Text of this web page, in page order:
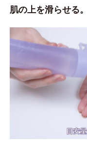
肌の上を滑らせる。